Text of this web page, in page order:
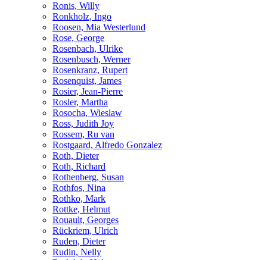
Ronis, Willy
Ronkholz, Ingo
Roosen, Mia Westerlund
Rose, George
Rosenbach, Ulrike
Rosenbusch, Werner
Rosenkranz, Rupert
Rosenquist, James
Rosier, Jean-Pierre
Rosler, Martha
Rosocha, Wieslaw
Ross, Judith Joy
Rossem, Ru van
Rostgaard, Alfredo Gonzalez
Roth, Dieter
Roth, Richard
Rothenberg, Susan
Rothfos, Nina
Rothko, Mark
Rottke, Helmut
Rouault, Georges
Rückriem, Ulrich
Ruden, Dieter
Rudin, Nelly